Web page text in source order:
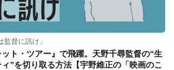
督に訊け」
ット・ツアー』で飛躍。天野千尋監督の“生
”を切り取る方法【宇野維正の「映画のこ